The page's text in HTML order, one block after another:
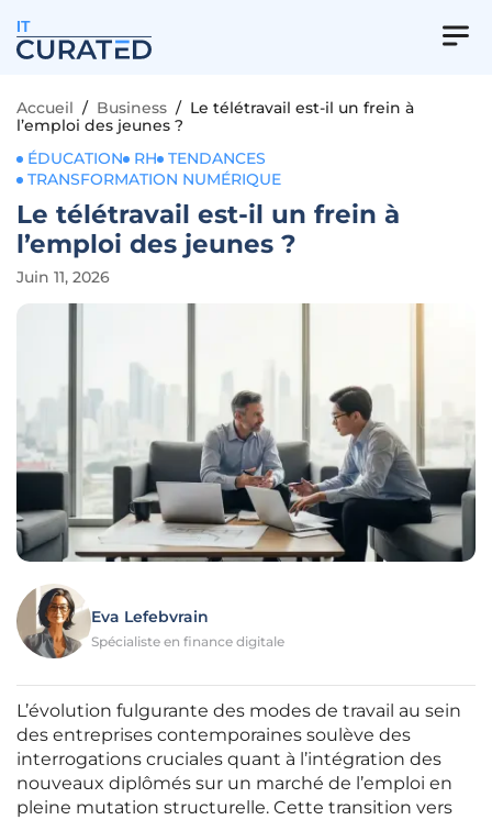
IT
Accueil / Business / Le télétravail est-il un frein à
l’emploi des jeunes ?
ÉDUCATION
RH
TENDANCES
TRANSFORMATION NUMÉRIQUE
Le télétravail est-il un frein à
l’emploi des jeunes ?
Juin 11, 2026
Eva Lefebvrain
Spécialiste en finance digitale
L’évolution fulgurante des modes de travail au sein
des entreprises contemporaines soulève des
interrogations cruciales quant à l’intégration des
nouveaux diplômés sur un marché de l’emploi en
pleine mutation structurelle. Cette transition vers